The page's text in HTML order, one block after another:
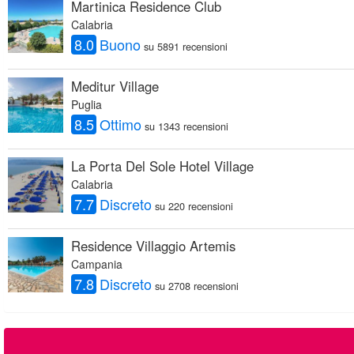
Martinica Residence Club
Calabria
8.0 Buono su 5891 recensioni
Meditur Village
Puglia
8.5 Ottimo su 1343 recensioni
La Porta Del Sole Hotel Village
Calabria
7.7 Discreto su 220 recensioni
Residence Villaggio Artemis
Campania
7.8 Discreto su 2708 recensioni